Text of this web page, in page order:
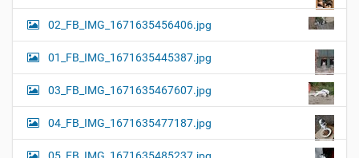
02_FB_IMG_1671635456406.jpg
01_FB_IMG_1671635445387.jpg
03_FB_IMG_1671635467607.jpg
04_FB_IMG_1671635477187.jpg